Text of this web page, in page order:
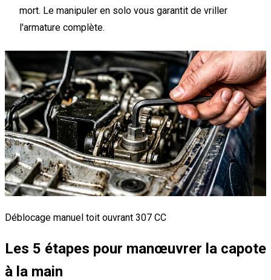
mort. Le manipuler en solo vous garantit de vriller
l'armature complète.
Déblocage manuel toit ouvrant 307 CC
Les 5 étapes pour manœuvrer la capote
à la main